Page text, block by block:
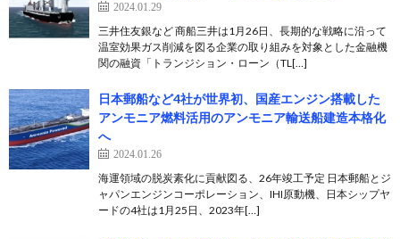
2024.01.29
三井住友銀など 商船三井は1月26日、長期的な戦略に沿って
温室効果ガス削減を図る企業の取り組みを対象とした金融機
関の融資「トランジション・ローン（TL[…]
日本郵船など4社が世界初、国産エンジン搭載した
アンモニア燃料活用のアンモニア輸送船建造本格化
へ
2024.01.26
海運領域の脱炭素化に貢献図る、26年竣工予定 日本郵船とジ
ャパンエンジンコーポレーション、IHI原動機、日本シップヤ
ードの4社は1月25日、2023年[…]